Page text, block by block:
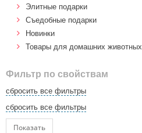
Элитные подарки
Cъедобные подарки
Новинки
Товары для домашних животных
Фильтр по свойствам
сбросить все фильтры
сбросить все фильтры
Показать